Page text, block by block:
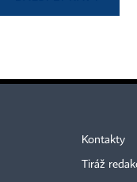
Kontakty
Tiráž